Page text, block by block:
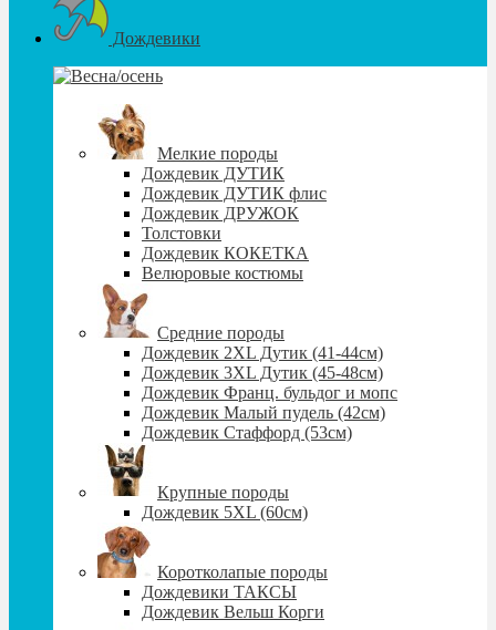
Дождевики
Мелкие породы
Дождевик ДУТИК
Дождевик ДУТИК флис
Дождевик ДРУЖОК
Толстовки
Дождевик КОКЕТКА
Велюровые костюмы
Средние породы
Дождевик 2XL Дутик (41-44см)
Дождевик 3XL Дутик (45-48см)
Дождевик Франц. бульдог и мопс
Дождевик Малый пудель (42см)
Дождевик Стаффорд (53см)
Крупные породы
Дождевик 5XL (60см)
Коротколапые породы
Дождевики ТАКСЫ
Дождевик Вельш Корги